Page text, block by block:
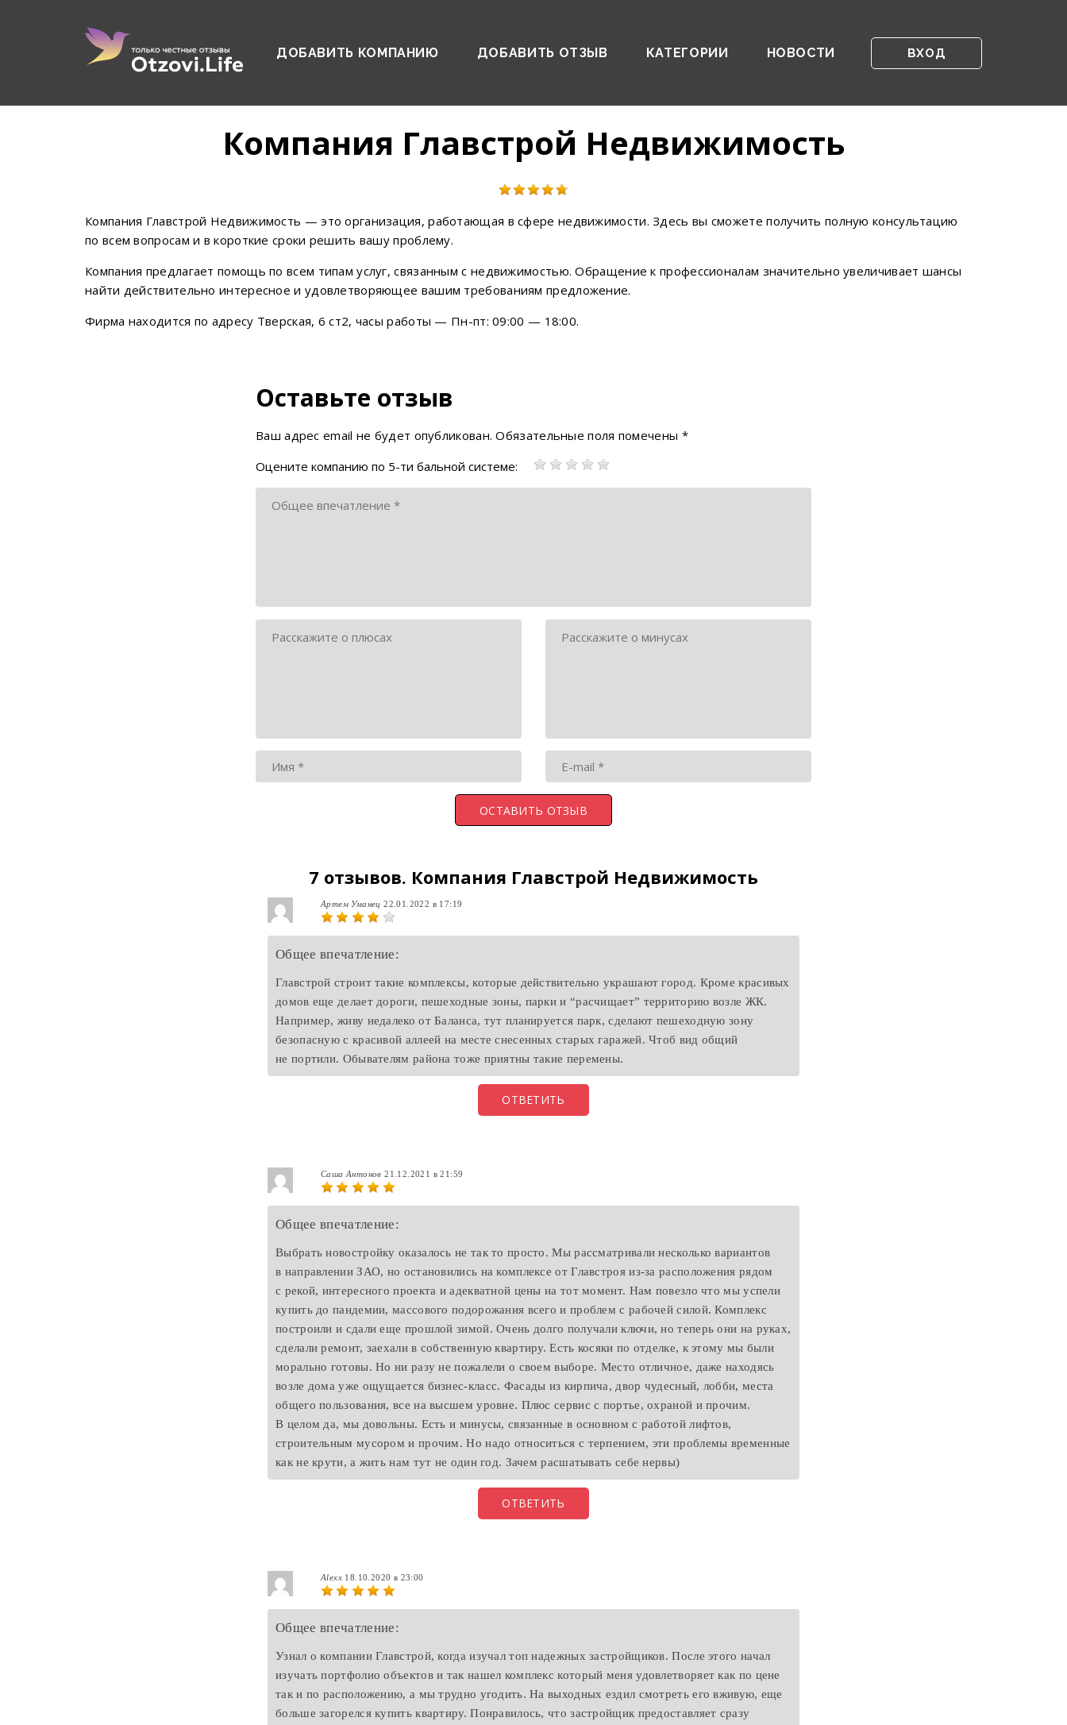
ДОБАВИТЬ КОМПАНИЮ ДОБАВИТЬ ОТЗЫВ КАТЕГОРИИ НОВОСТИ ВХОД
Компания Главстрой Недвижимость
Компания Главстрой Недвижимость — это организация, работающая в сфере недвижимости. Здесь вы сможете получить полную консультацию
по всем вопросам и в короткие сроки решить вашу проблему.
Компания предлагает помощь по всем типам услуг, связанным с недвижимостью. Обращение к профессионалам значительно увеличивает шансы
найти действительно интересное и удовлетворяющее вашим требованиям предложение.
Фирма находится по адресу Тверская, 6 ст2, часы работы — Пн-пт: 09:00 — 18:00.
Оставьте отзыв
Ваш адрес email не будет опубликован. Обязательные поля помечены *
Оцените компанию по 5-ти бальной системе:
7 отзывов. Компания Главстрой Недвижимость
Артем Уманец22.01.2022 в 17:19
Общее впечатление:
Главстрой строит такие комплексы, которые действительно украшают город. Кроме красивых
домов еще делает дороги, пешеходные зоны, парки и “расчищает” территорию возле ЖК.
Например, живу недалеко от Баланса, тут планируется парк, сделают пешеходную зону
безопасную с красивой аллеей на месте снесенных старых гаражей. Чтоб вид общий
не портили. Обывателям района тоже приятны такие перемены.
ОТВЕТИТЬ
Саша Антонов21.12.2021 в 21:59
Общее впечатление:
Выбрать новостройку оказалось не так то просто. Мы рассматривали несколько вариантов
в направлении ЗАО, но остановились на комплексе от Главстроя из-за расположения рядом
с рекой, интересного проекта и адекватной цены на тот момент. Нам повезло что мы успели
купить до пандемии, массового подорожания всего и проблем с рабочей силой. Комплекс
построили и сдали еще прошлой зимой. Очень долго получали ключи, но теперь они на руках,
сделали ремонт, заехали в собственную квартиру. Есть косяки по отделке, к этому мы были
морально готовы. Но ни разу не пожалели о своем выборе. Место отличное, даже находясь
возле дома уже ощущается бизнес-класс. Фасады из кирпича, двор чудесный, лобби, места
общего пользования, все на высшем уровне. Плюс сервис с портье, охраной и прочим.
В целом да, мы довольны. Есть и минусы, связанные в основном с работой лифтов,
строительным мусором и прочим. Но надо относиться с терпением, эти проблемы временные
как не крути, а жить нам тут не один год. Зачем расшатывать себе нервы)
ОТВЕТИТЬ
Alexx 18.10.2020 в 23:00
Общее впечатление:
Узнал о компании Главстрой, когда изучал топ надежных застройщиков. После этого начал
изучать портфолио объектов и так нашел комплекс который меня удовлетворяет как по цене
так и по расположению, а мы трудно угодить. На выходных ездил смотреть его вживую, еще
больше загорелся купить квартиру. Понравилось, что застройщик предоставляет сразу